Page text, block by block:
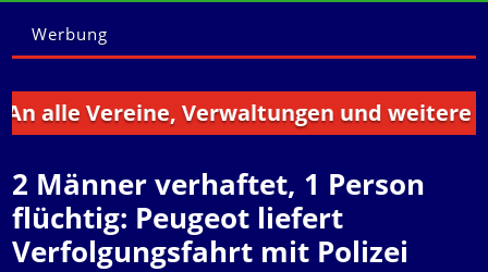
Werbung
Vereine, Verwaltungen und weitere
2 Männer verhaftet, 1 Person
flüchtig: Peugeot liefert
Verfolgungsfahrt mit Polizei